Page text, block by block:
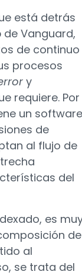
está detrás
de Vanguard,
de continuo
procesos
y
requiere. Por
un software
de
al flujo de
del
es
al
se trata del